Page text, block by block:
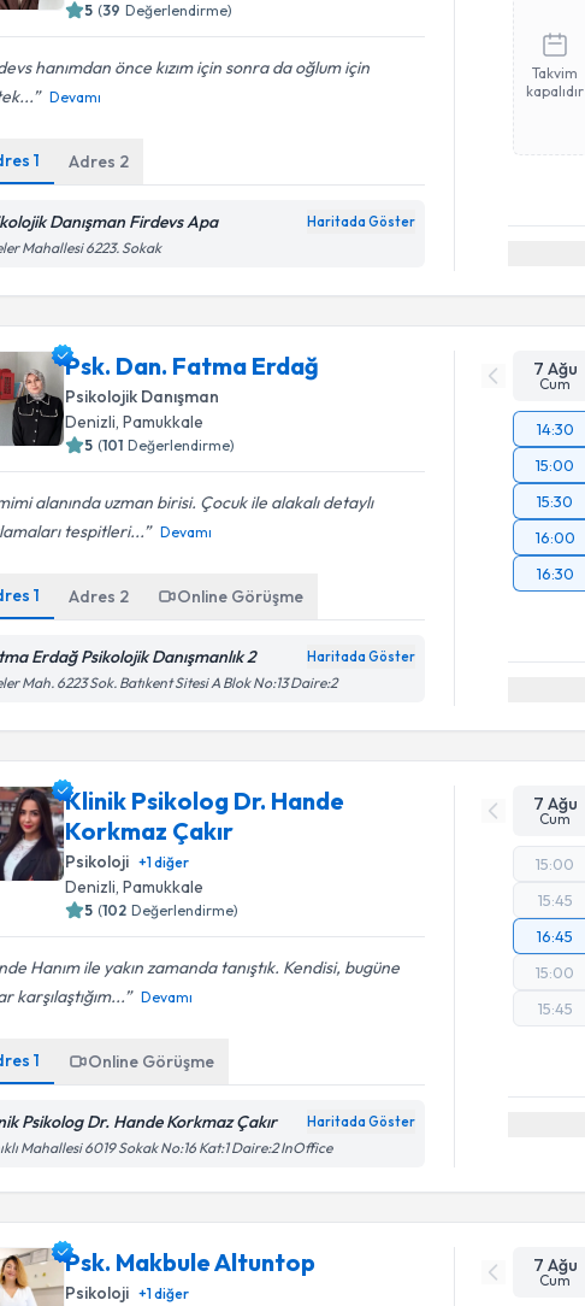
5 (39 Değerlendirme)
hanımdan önce kızım için sonra da oğlum için
Devamı
1 Adres 2
Danışman Firdevs Apa Haritada Göster
Mahallesi 6223. Sokak
Takvim
kapalıdır
Psk. Dan. Fatma Erdağ
Psikolojik Danışman
Denizli , Pamukkale
5 (101 Değerlendirme)
alanında uzman birisi. Çocuk ile alakalı detaylı
tespitleri...
Devamı
1 Adres 2 Online Görüşme
Erdağ Psikolojik Danışmanlık 2 Haritada Göster
Mah. 6223 Sok. Batıkent Sitesi A Blok No:13 Daire:2
7 Ağu
Cum
14:30
15:00
15:30
16:00
16:30
Klinik Psikolog Dr. Hande
Korkmaz Çakır
Psikoloji +1diğer
Denizli, Pamukkale
5 (102 Değerlendirme)
Hanım ile yakın zamanda tanıştık. Kendisi, bugüne
karşılaştığım...
Devamı
1 Online Görüşme
Psikolog Dr. Hande Korkmaz Çakır Haritada Göster
Mahallesi 6019 Sokak No:16 Kat:1 Daire:2 InOffice
7 Ağu
Cum
15:00
15:45
16:45
15:00
15:45
Psk. Makbule Altuntop
Psikoloji +1diğer
7 Ağu
Cum